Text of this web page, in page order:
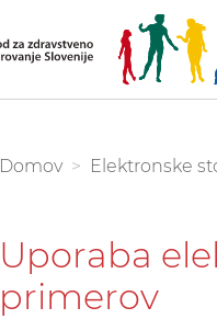
You are here:
Domov Elektronske
Uporaba
primerov